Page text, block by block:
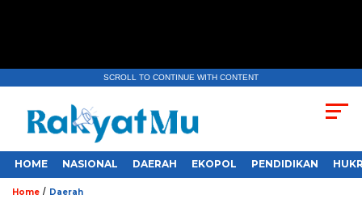
SCROLL TO CONTINUE WITH CONTENT
HOME NASIONAL DAERAH EKOPOL PENDIDIKAN
Home / Daerah